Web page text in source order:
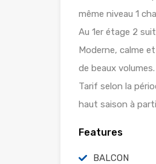
même niveau 1
Au 1er étage 2
Moderne, calme
de beaux volumes.
Tarif selon la
haut saison à
Features
BALCON